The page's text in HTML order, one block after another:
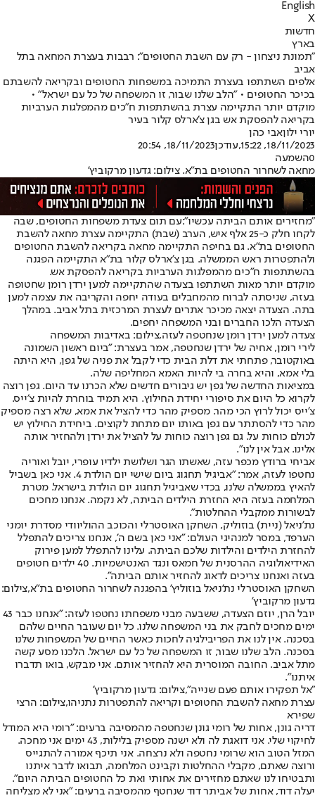
English
X
חדשות
בארץ
"תמונת ניצחון - רק עם השבת החטופים": רבבות בעצרת המחאה בתל
אביב
אלפים השתתפו בעצרת התמיכה במשפחות החטופים ובקריאה להשבתם
בכיכר החטופים • "הלב שלנו שבור, זו המשפחה של כל עם ישראל" •
מוקדם יותר התקיימה עצרת בהשתתפות ח"כים מהמפלגות הערביות
בקריאה להפסקת אש בגן צ'ארלס קלור בעיר
יורי ילוןאבי כהן
18/11/2023, 15:22
,עודכן18/11/2023, 20:54
0השמעה
מחאה לשחרור החטופים בת"א. צילום: גדעון מרקוביץ'
"מחזירים אותם הביתה עכשיו":עם תום צעדת משפחות החטופים, שבה
לקחו חלק כ-25 אלף איש, הערב (שבת) התקיימה עצרת מחאה להשבת
החטופים בת"א. גם בחיפה התקיימה מחאה בקריאה להשבת החטופים
ולהתפטרות ראש הממשלה. בגן צ'ארלס קלור בת"א התקיימה הפגנה
בהשתתפות ח"כים מהמפלגות הערביות בקריאה להפסקת אש.
מוקדם יותר מאות השתתפו בצעדה שהתקיימה למען ירדן רומן שחטופה
בעזה, שניסתה לברוח מהמחבלים בעודה יחפה והקריבה את עצמה למען
בתה. הצעדה יצאה מכיכר אתרים לעצרת המרכזית בתל אביב. במהלך
הצעדה הלכו החברים ובני המשפחה יחפים.
צעדה למען ירדן רומן שנחטפה לעזה,צילום: באדיבות המשפחה
לירי רומן, אחיה של ירדן שנחטפה, אמר בעצרת: "ביום ראשון השמונה
באוקטובר, פתחתי את דלת הבית כדי לקבל את פניה של גפן, היא היתה
בלי אמא, והיא בחרה בי להיות האמא המחליפה שלה.
במציאות החדשה של גפן יש גיבורים חדשים שלא הכרנו עד היום. גפן רוצה
לקרוא כל היום את סיפורי יחידת החילוץ. היא תמיד בוחרת להיות צ׳ייס.
צ׳ייס יכול לרוץ הכי מהר. מספיק מהר כדי להציל את אמא, שלא רצה מספיק
מהר כדי להסתתר עם גפן באותו יום מתחת לקוצים. ביחידת החילוץ יש
לכולם כוחות על. גם גפן רוצה כוחות על להציל את ירדן ולהחזיר אותה
אלינו. אבל אין לנו".
אביחי ברודץ מכפר עזה, שאשתו הגר ושלושת ילדיו עופרי, יובל ואוריה
נחטפו לעזה, אמר: "אביגיל תחגוג ביום שישי יום הולדת 4. אני כאן בשביל
להאיץ בממשלה שלנו, בכדי שאביגיל תחגוג יום הולדת בישראל. מטרת
המלחמה בעזה היא החזרת הילדים הביתה, לא נקמה. אנחנו מחכים
לבשורות ממקבלי ההחלטות".
נת'ניאל (ניית) בוזוליק, השחקן האוסטרלי והכוכב ההוליוודי מסדרת יומני
הערפד, במסר למנהיגי העולם: "אני כאן בשם ה', אנחנו צריכים להתפלל
להחזרת הילדים והילדות שלכם הביתה. עלינו להתפלל למען פירוק
האידיאולוגיה ההרסנית של חמאס ונגד האנטישמיות. 40 ילדים חטופים
בעזה ואנחנו צריכים לדאוג להחזיר אותם הביתה".
השחקן האוסטרלי נת'ניאל בוזוליץ' בהפגנה לשחרור החטופים בת"א,צילום:
גדעון מרקוביץ'
יובל הרן, יוזם הצעדה, ששבעה מבני משפחתו נחטפו לעזה: "אנחנו כבר 43
ימים מחכים לחבק את בני המשפחה שלנו. כל יום שעובר החיים שלהם
בסכנה. אין לנו את הפריבילגיה לחכות כאשר החיים של המשפחות שלנו
בסכנה. הלב שלנו שבור, זו המשפחה של כל עם ישראל. הלכנו מסע קשה
מתל אביב. החובה המוסרית היא להחזיר אותם. אני מבקש, בואו תדברו
איתנו".
"אל תפקירו אותם פעם שנייה",צילום: גדעון מרקוביץ'
עצרת מחאה להשבת החטופים וקריאה להתפטרות נתניהו,צילום: הרצי
שפירא
דריה גונן, אחות של רומי גונן שנחטפה מהמסיבה ברעים: "רומי היא המודל
לחיקוי שלי. אני דואגת לה ולא ישנה מספיק בלילות, 43 ימים אני מחכה.
המזל הטוב הוא שרומי נחטפה ולא נרצחה. אני תיכף אמורה להתגייס
ורוצה שאתם, מקבלי ההחלטות וקבינט המלחמה, תבואו לדבר איתנו
ותבטיחו לנו שאתם מחזירים את אחותי ואת כל החטופים הביתה היום".
יעלה דוד, אחות של אביתר דוד שנחטף מהמסיבה ברעים: "אני לא מצליחה